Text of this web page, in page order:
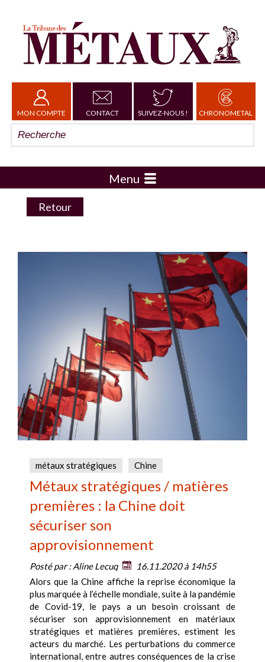
MON COMPTE CONTACT SUIVEZ-NOUS ! CHRONOMETAL
Menu
Retour
métaux stratégiques Chine
Métaux stratégiques / matières
premières : la Chine doit
sécuriser son
approvisionnement
Posté par :Aline Lecuq
16.11.2020 à 14h55
Alors que la Chine affiche la reprise économique la
plus marquée à l’échelle mondiale, suite à la pandémie
de Covid-19, le pays a un besoin croissant de
sécuriser son approvisionnement en matériaux
stratégiques et matières premières, estiment les
acteurs du marché. Les perturbations du commerce
international, entre autres conséquences de la crise